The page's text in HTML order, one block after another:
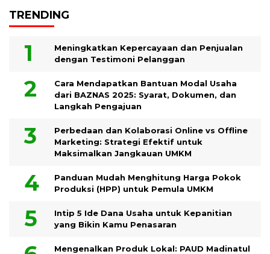
TRENDING
Meningkatkan Kepercayaan dan Penjualan
dengan Testimoni Pelanggan
Cara Mendapatkan Bantuan Modal Usaha
dari BAZNAS 2025: Syarat, Dokumen, dan
Langkah Pengajuan
Perbedaan dan Kolaborasi Online vs Offline
Marketing: Strategi Efektif untuk
Maksimalkan Jangkauan UMKM
Panduan Mudah Menghitung Harga Pokok
Produksi (HPP) untuk Pemula UMKM
Intip 5 Ide Dana Usaha untuk Kepanitian
yang Bikin Kamu Penasaran
Mengenalkan Produk Lokal: PAUD Madinatul